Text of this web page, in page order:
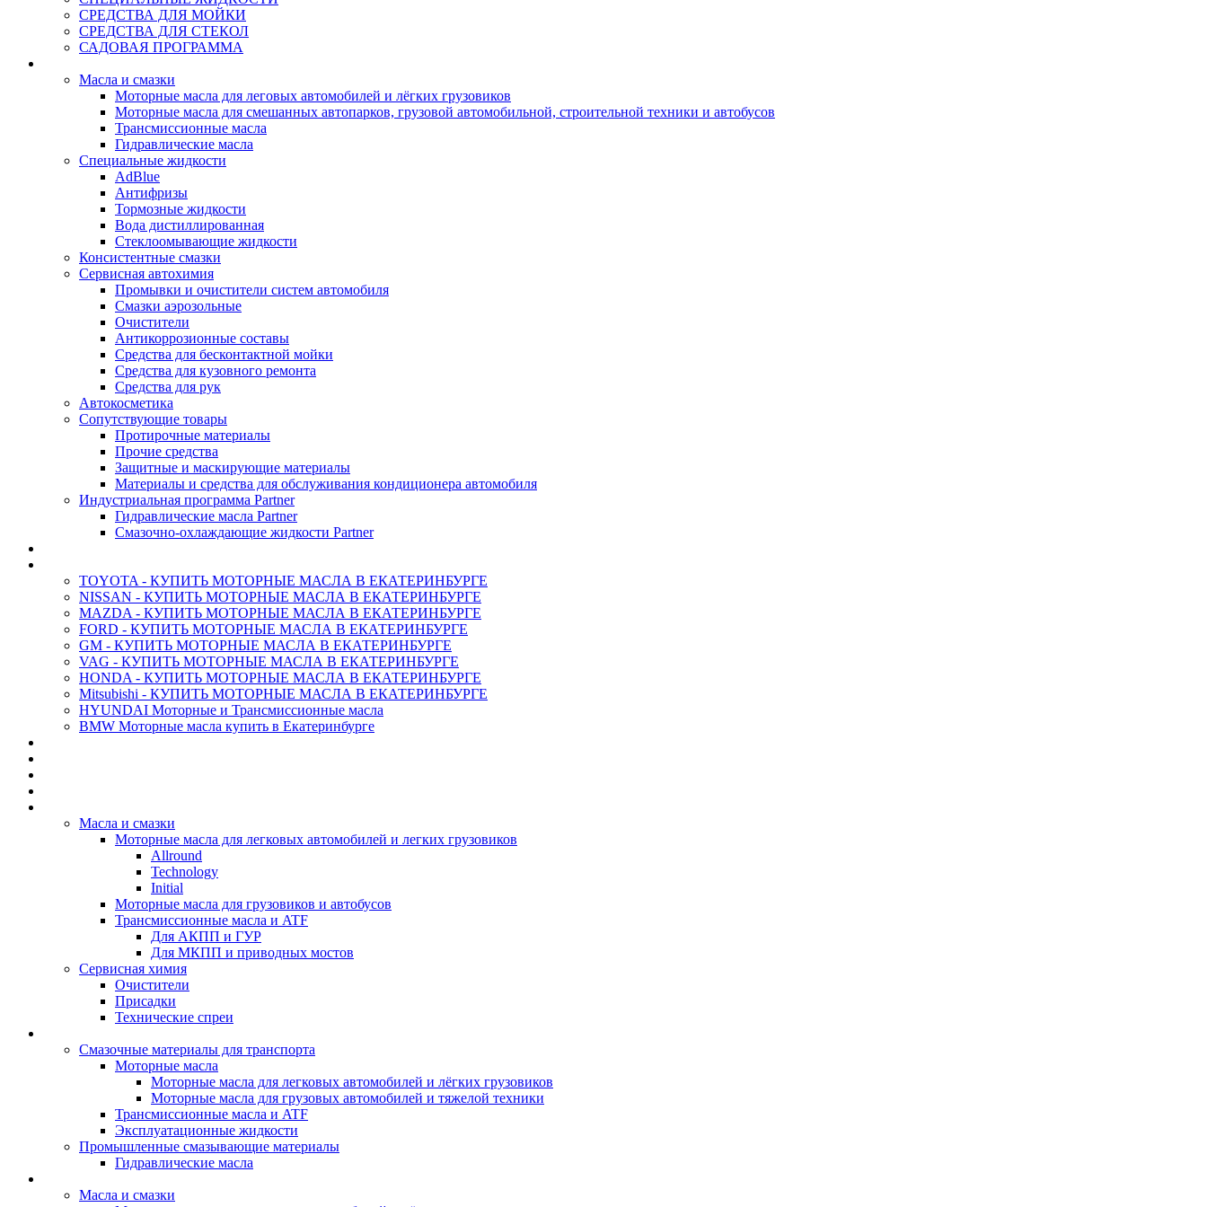
СРЕДСТВА ДЛЯ МОЙКИ
СРЕДСТВА ДЛЯ СТЕКОЛ
САДОВАЯ ПРОГРАММА
Масла и смазки
Моторные масла для леговых автомобилей и лёгких грузовиков
Моторные масла для смешанных автопарков, грузовой автомобильной, строительной техники и автобусов
Трансмиссионные масла
Гидравлические масла
Специальные жидкости
AdBlue
Антифризы
Тормозные жидкости
Вода дистиллированная
Стеклоомывающие жидкости
Консистентные смазки
Сервисная автохимия
Промывки и очистители систем автомобиля
Смазки аэрозольные
Очистители
Антикоррозионные составы
Средства для бесконтактной мойки
Средства для кузовного ремонта
Средства для рук
Автокосметика
Сопутствующие товары
Протирочные материалы
Прочие средства
Защитные и маскирующие материалы
Материалы и средства для обслуживания кондиционера автомобиля
Индустриальная программа Partner
Гидравлические масла Partner
Смазочно-охлаждающие жидкости Partner
TOYOTA - КУПИТЬ МОТОРНЫЕ МАСЛА В ЕКАТЕРИНБУРГЕ
NISSAN - КУПИТЬ МОТОРНЫЕ МАСЛА В ЕКАТЕРИНБУРГЕ
MAZDA - КУПИТЬ МОТОРНЫЕ МАСЛА В ЕКАТЕРИНБУРГЕ
FORD - КУПИТЬ МОТОРНЫЕ МАСЛА В ЕКАТЕРИНБУРГЕ
GM - КУПИТЬ МОТОРНЫЕ МАСЛА В ЕКАТЕРИНБУРГЕ
VAG - КУПИТЬ МОТОРНЫЕ МАСЛА В ЕКАТЕРИНБУРГЕ
HONDA - КУПИТЬ МОТОРНЫЕ МАСЛА В ЕКАТЕРИНБУРГЕ
Mitsubishi - КУПИТЬ МОТОРНЫЕ МАСЛА В ЕКАТЕРИНБУРГЕ
HYUNDAI Моторные и Трансмиссионные масла
BMW Моторные масла купить в Екатеринбурге
Масла и смазки
Моторные масла для легковых автомобилей и легких грузовиков
Allround
Technology
Initial
Моторные масла для грузовиков и автобусов
Трансмиссионные масла и ATF
Для АКПП и ГУР
Для МКПП и приводных мостов
Сервисная химия
Очистители
Присадки
Технические спреи
Смазочные материалы для транспорта
Моторные масла
Моторные масла для легковых автомобилей и лёгких грузовиков
Моторные масла для грузовых автомобилей и тяжелой техники
Трансмиссионные масла и ATF
Эксплуатационные жидкости
Промышленные смазывающие материалы
Гидравлические масла
Масла и смазки